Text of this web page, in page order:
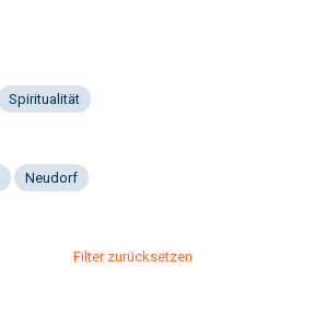
Spiritualität
Neudorf
Filter zurücksetzen